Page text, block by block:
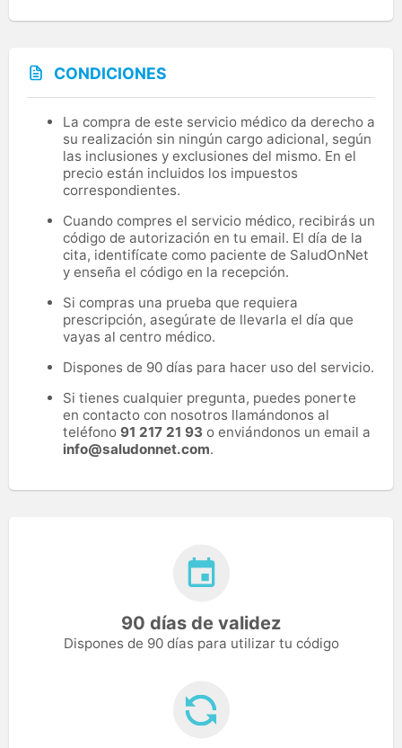
CONDICIONES
La compra de este servicio médico da derecho a
su realización sin ningún cargo adicional, según
las inclusiones y exclusiones del mismo. En el
precio están incluidos los impuestos
correspondientes.
Cuando compres el servicio médico, recibirás un
código de autorización en tu email. El día de la
cita, identifícate como paciente de SaludOnNet
y enseña el código en la recepción.
Si compras una prueba que requiera
prescripción, asegúrate de llevarla el día que
vayas al centro médico.
Dispones de 90 días para hacer uso del servicio.
Si tienes cualquier pregunta, puedes ponerte
en contacto con nosotros llamándonos al
teléfono 91 217 21 93 o enviándonos un email a
info@saludonnet.com.
90 días de validez
Dispones de 90 días para utilizar tu código